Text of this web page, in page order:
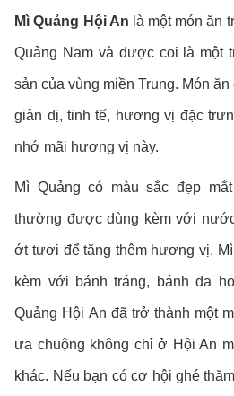
Mì Quảng Hội An là một món ăn
Quảng Nam và được coi là một
sản của vùng miền Trung. Món
giản dị, tinh tế, hương vị đặc
nhớ mãi hương vị này.
Mì Quảng có màu sắc đẹp
thường được dùng kèm với
ớt tươi để tăng thêm hương vị.
kèm với bánh tráng, bánh đa
Quảng Hội An đã trở thành một
ưa chuộng không chỉ ở Hội An
khác. Nếu bạn có cơ hội ghé